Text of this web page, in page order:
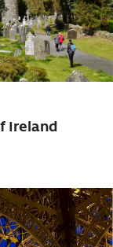
Ireland